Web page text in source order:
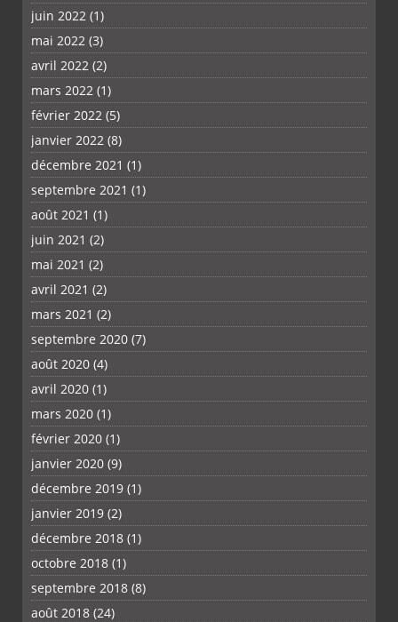
juin 2022 (1)
mai 2022 (3)
avril 2022 (2)
mars 2022 (1)
février 2022 (5)
janvier 2022 (8)
décembre 2021 (1)
septembre 2021 (1)
août 2021 (1)
juin 2021 (2)
mai 2021 (2)
avril 2021 (2)
mars 2021 (2)
septembre 2020 (7)
août 2020 (4)
avril 2020 (1)
mars 2020 (1)
février 2020 (1)
janvier 2020 (9)
décembre 2019 (1)
janvier 2019 (2)
décembre 2018 (1)
octobre 2018 (1)
septembre 2018 (8)
août 2018 (24)